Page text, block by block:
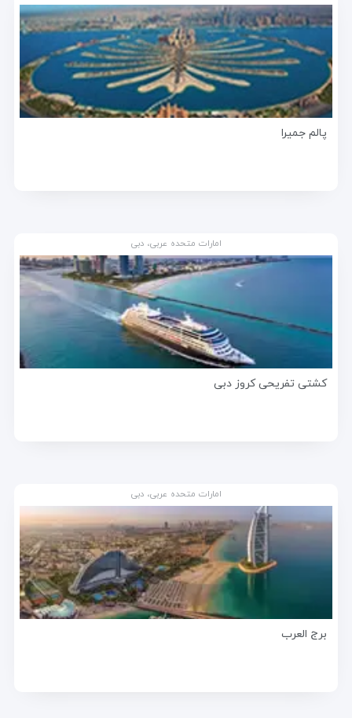
پالم جمیرا
امارات متحده عربی، دبی
کشتی تفریحی کروز دبی
امارات متحده عربی، دبی
برج العرب